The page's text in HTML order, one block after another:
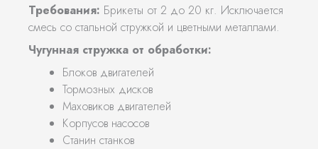
Требования: Брикеты от 2 до 20 кг. Исключается
смесь со стальной стружкой и цветными металлами.
Чугунная стружка от обработки:
Блоков двигателей
Тормозных дисков
Маховиков двигателей
Корпусов насосов
Станин станков